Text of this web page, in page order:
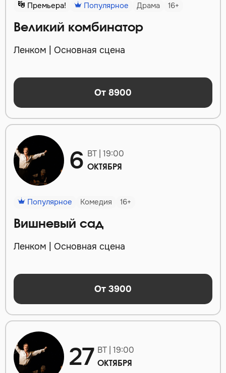
Премьера! Популярное Драма 16+
Великий комбинатор
Ленком | Основная сцена
От 8900
6 ВТ | 19:00
ОКТЯБРЯ
Популярное Комедия 16+
Вишневый сад
Ленком | Основная сцена
От 3900
27 ВТ | 19:00
ОКТЯБРЯ